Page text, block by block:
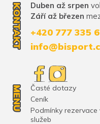
MENU
Časté dotazy
Ceník
Podmínky
služeb
KONTAKT Duben až srpen
Září až březen
+420 777 335